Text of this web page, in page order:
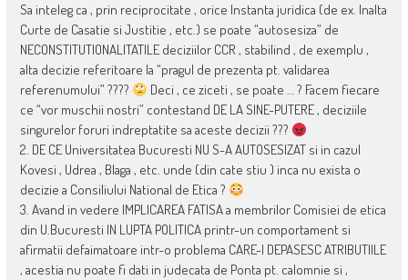
Sa inteleg ca , prin reciprocitate , orice Instanta juridica (de ex. Inalta
Curte de Casatie si Justitie , etc.) se poate “autosesiza” de
NECONSTITUTIONALITATILE deciziilor CCR , stabilind , de exemplu ,
alta decizie referitoare la “pragul de prezenta pt. validarea
referenumului” ????
Deci , ce ziceti , se poate … ? Facem fiecare
ce “vor muschii nostri” contestand DE LA SINE-PUTERE , deciziile
singurelor foruri indreptatite sa aceste decizii ???
2. DE CE Universitatea Bucuresti NU S-A AUTOSESIZAT si in cazul
Kovesi , Udrea , Blaga , etc. unde (din cate stiu ) inca nu exista o
decizie a Consiliului National de Etica ?
3. Avand in vedere IMPLICAREA FATISA a membrilor Comisiei de etica
din U.Bucuresti IN LUPTA POLITICA printr-un comportament si
afirmatii defaimatoare intr-o problema CARE-I DEPASESC ATRIBUTIILE
, acestia nu poate fi dati in judecata de Ponta pt. calomnie si ,